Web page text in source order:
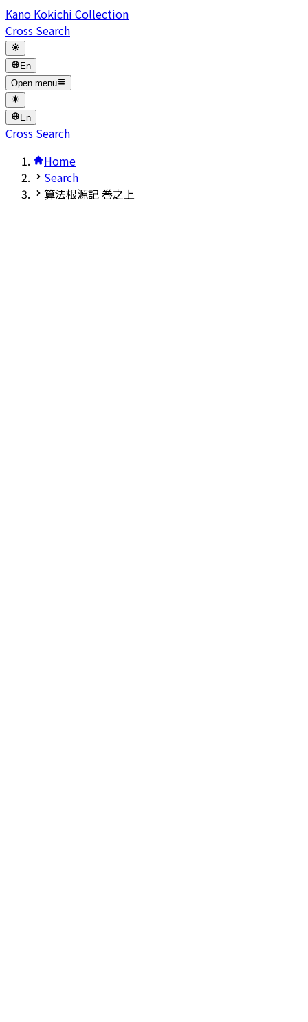
Kano Kokichi Collection
Cross Search
En
Open menu
En
Cross Search
Home
Search
算法根源記 巻之上